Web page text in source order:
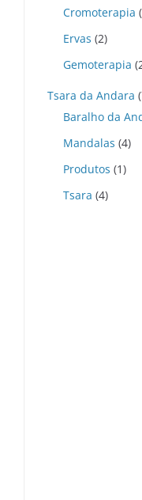
Cromoterapia
Ervas (2)
Gemoterapia
Tsara da Andara
Baralho da
Mandalas (4)
Produtos (1)
Tsara (4)